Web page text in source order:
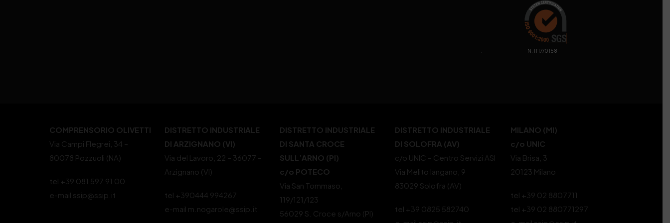
. N. IT17/0158
COMPRENSORIO OLIVETTI
Via Campi Flegrei, 34 –
80078 Pozzuoli (NA)
tel +39 081 597 91 00
e-mail ssip@ssip.it
DISTRETTO INDUSTRIALE
DI ARZIGNANO (VI)
Via del Lavoro, 22 – 36077 –
Arzignano (VI)
tel +390444 994267
e-mail m.nogarole@ssip.it
DISTRETTO INDUSTRIALE
DI SANTA CROCE
SULL’ARNO (PI)
c/o POTECO
Via San Tommaso,
119/121/123
56029 S. Croce s/Arno (PI)
DISTRETTO INDUSTRIALE
DI SOLOFRA (AV)
c/o UNIC – Centro Servizi ASI
Via Melito Iangano, 9
83029 Solofra (AV)
tel +39 0825 582740
MILANO (MI)
c/o UNIC
Via Brisa, 3
20123 Milano
tel +39 02 8807711
tel +39 02 880771297